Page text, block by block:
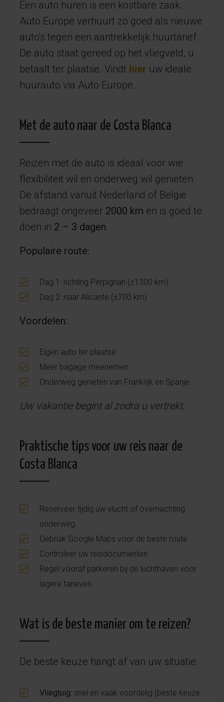
Een auto huren is een kostbare zaak.
Auto Europe verhuurt zo goed als nieuwe
auto's tegen een aantrekkelijk huurtarief.
De auto staat gereed op het vliegveld, u
betaalt ter plaatse. Vindt hier uw ideale
huurauto via Auto Europe.
Met de auto naar de Costa Blanca
Reizen met de auto is ideaal voor wie
flexibiliteit wil en onderweg wil genieten.
De afstand vanuit Nederland of België
bedraagt ongeveer 2000 km en is goed te
doen in 2 – 3 dagen.
Populaire route:
Dag 1: richting Perpignan (±1300 km)
Dag 2: naar Alicante (±700 km)
Voordelen:
Eigen auto ter plaatse
Meer bagage meenemen
Onderweg genieten van Frankrijk en Spanje
Uw vakantie begint al zodra u vertrekt.
Praktische tips voor uw reis naar de
Costa Blanca
Reserveer tijdig uw vlucht of overnachting
onderweg
Gebruik Google Maps voor de beste route
Controleer uw reisdocumenten
Regel vooraf parkeren bij de luchthaven voor
lagere tarieven
Wat is de beste manier om te reizen?
De beste keuze hangt af van uw situatie:
Vliegtuig: snel en vaak voordelig (beste keuze